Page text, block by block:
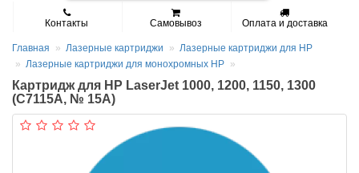
Контакты Самовывоз Оплата и доставка
Главная Лазерные картриджи
Лазерные картриджи для HP
Лазерные картриджи для монохромных HP
Картридж для HP LaserJet 1000, 1200, 1150, 1300
(C7115A, № 15A)